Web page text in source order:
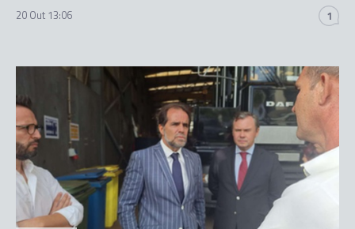
20 Out 13:06 1